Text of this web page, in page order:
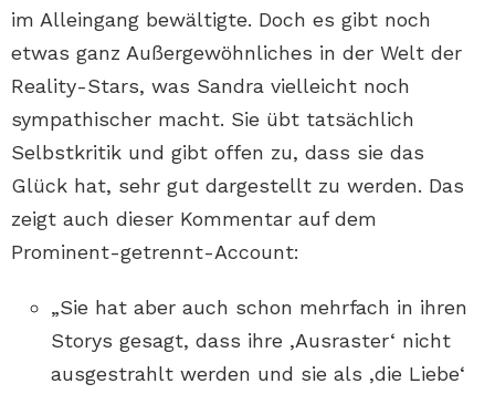
im Alleingang bewältigte. Doch es gibt noch
etwas ganz Außergewöhnliches in der Welt der
Reality-Stars, was Sandra vielleicht noch
sympathischer macht. Sie übt tatsächlich
Selbstkritik und gibt offen zu, dass sie das
Glück hat, sehr gut dargestellt zu werden. Das
zeigt auch dieser Kommentar auf dem
Prominent-getrennt-Account:
„Sie hat aber auch schon mehrfach in ihren
Storys gesagt, dass ihre ‚Ausraster‘ nicht
ausgestrahlt werden und sie als ‚die Liebe‘